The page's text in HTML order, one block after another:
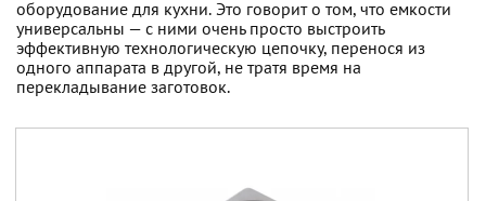
оборудование для кухни. Это говорит о том, что емкости
универсальны — с ними очень просто выстроить
эффективную технологическую цепочку, перенося из
одного аппарата в другой, не тратя время на
перекладывание заготовок.